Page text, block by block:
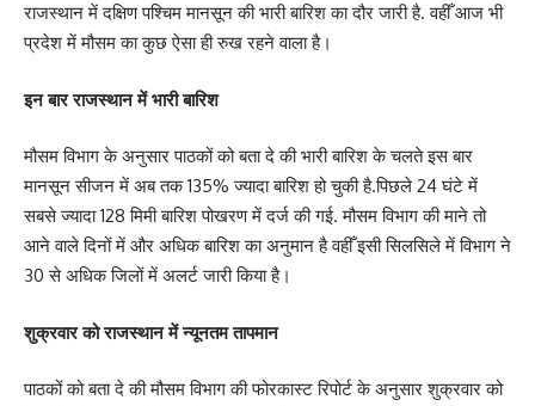
राजस्थान में दक्षिण पश्चिम मानसून की भारी बारिश का दौर जारी है. वहीँ आज भी
प्रदेश में मौसम का कुछ ऐसा ही रुख रहने वाला है।
इन बार राजस्थान में भारी बारिश
मौसम विभाग के अनुसार पाठकों को बता दे की भारी बारिश के चलते इस बार
मानसून सीजन में अब तक 135% ज्यादा बारिश हो चुकी है.पिछले 24 घंटे में
सबसे ज्यादा 128 मिमी बारिश पोखरण में दर्ज की गई. मौसम विभाग की माने तो
आने वाले दिनों में और अधिक बारिश का अनुमान है वहीँ इसी सिलसिले में विभाग ने
30 से अधिक जिलों में अलर्ट जारी किया है।
शुक्रवार को राजस्थान में न्यूनतम तापमान
पाठकों को बता दे की मौसम विभाग की फोरकास्ट रिपोर्ट के अनुसार शुक्रवार को